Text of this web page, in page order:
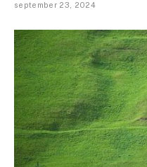
september 23, 2024